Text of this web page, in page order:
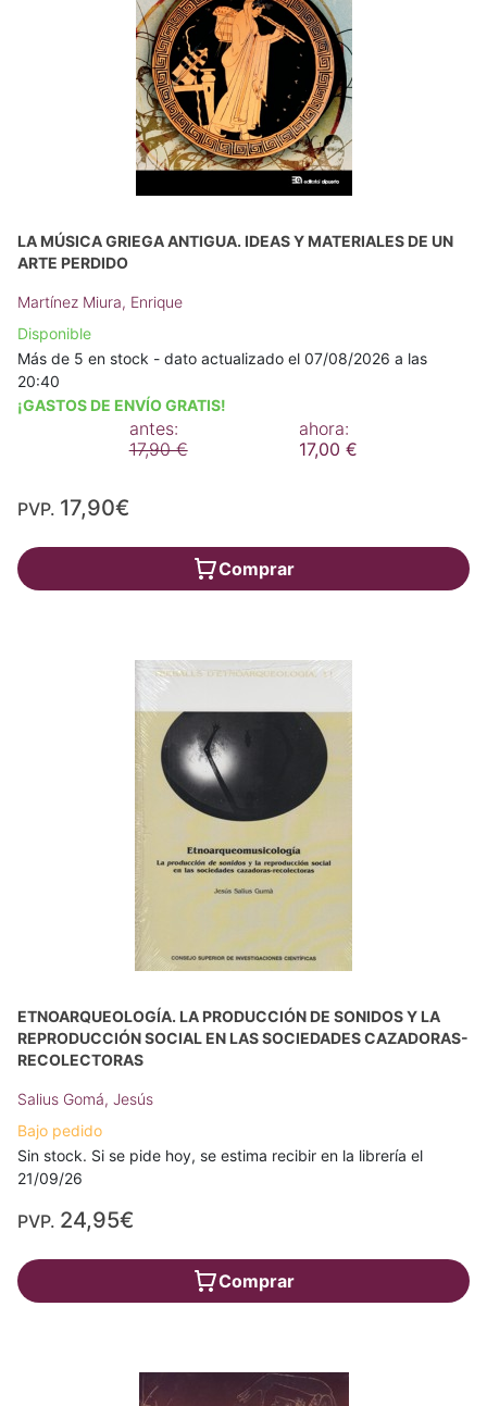
LA MÚSICA GRIEGA ANTIGUA. IDEAS Y MATERIALES DE UN
ARTE PERDIDO
Martínez Miura, Enrique
Disponible
Más de 5 en stock - dato actualizado el 07/08/2026 a las
20:40
¡GASTOS DE ENVÍO GRATIS!
antes:
17,90 €
ahora:
17,00 €
PVP. 17,90€
Comprar
ETNOARQUEOLOGÍA. LA PRODUCCIÓN DE SONIDOS Y LA
REPRODUCCIÓN SOCIAL EN LAS SOCIEDADES CAZADORAS-
RECOLECTORAS
Salius Gomá, Jesús
Bajo pedido
Sin stock. Si se pide hoy, se estima recibir en la librería el
21/09/26
PVP. 24,95€
Comprar